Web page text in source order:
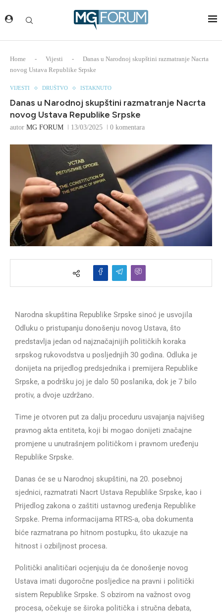
Home - Vijesti -
Danas u Narodnoj skupštini razmatranje Nacrta
novog Ustava Republike Srpske
VIJESTI DRUŠTVO ISTAKNUTO
Danas u Narodnoj skupštini razmatranje Nacrta
novog Ustava Republike Srpske
autor MG FORUM 13/03/2025 0 komentara
Narodna skupština Republike Srpske sinoć je usvojila
Odluku o pristupanju donošenju novog Ustava, što
predstavlja jedan od najznačajnijih političkih koraka
srpskog rukovodstva u posljednjih 30 godina. Odluka je
donijeta na prijedlog predsjednika i premijera Republike
Srpske, a podršku joj je dalo 50 poslanika, dok je 7 bilo
protiv, a dvoje uzdržano.
Time je otvoren put za dalju proceduru usvajanja najvišeg
pravnog akta entiteta, koji bi mogao donijeti značajne
promjene u unutrašnjem političkom i pravnom uređenju
Republike Srpske.
Danas će se u Narodnoj skupštini, na 20. posebnoj
sjednici, razmatrati Nacrt Ustava Republike Srpske, kao i
Prijedlog zakona o zaštiti ustavnog uređenja Republike
Srpske. Prema informacijama RTRS-a, oba dokumenta
biće razmatrana po hitnom postupku, što ukazuje na
hitnost i ozbiljnost procesa.
Politički analitičari ocjenjuju da će donošenje novog
Ustava imati dugoročne posljedice na pravni i politički
sistem Republike Srpske. S obzirom na važnost ovog
procesa, očekuje se široka politička i stručna debata,